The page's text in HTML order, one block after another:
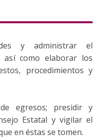
y administrar el
así como elaborar los
procedimientos y
egresos; presidir y
Estatal y vigilar el
en éstas se tomen.